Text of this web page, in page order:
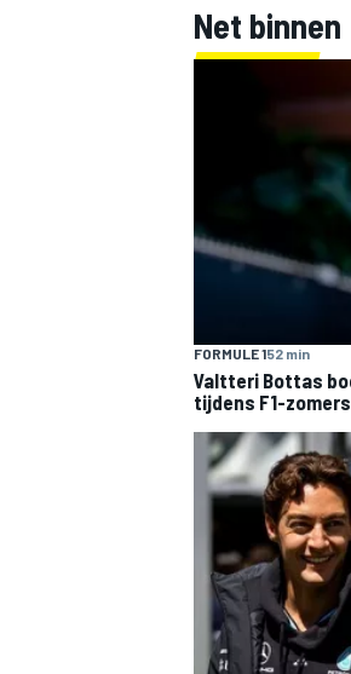
Net binnen
FORMULE 152 min
Valtteri Bottas
tijdens F1-